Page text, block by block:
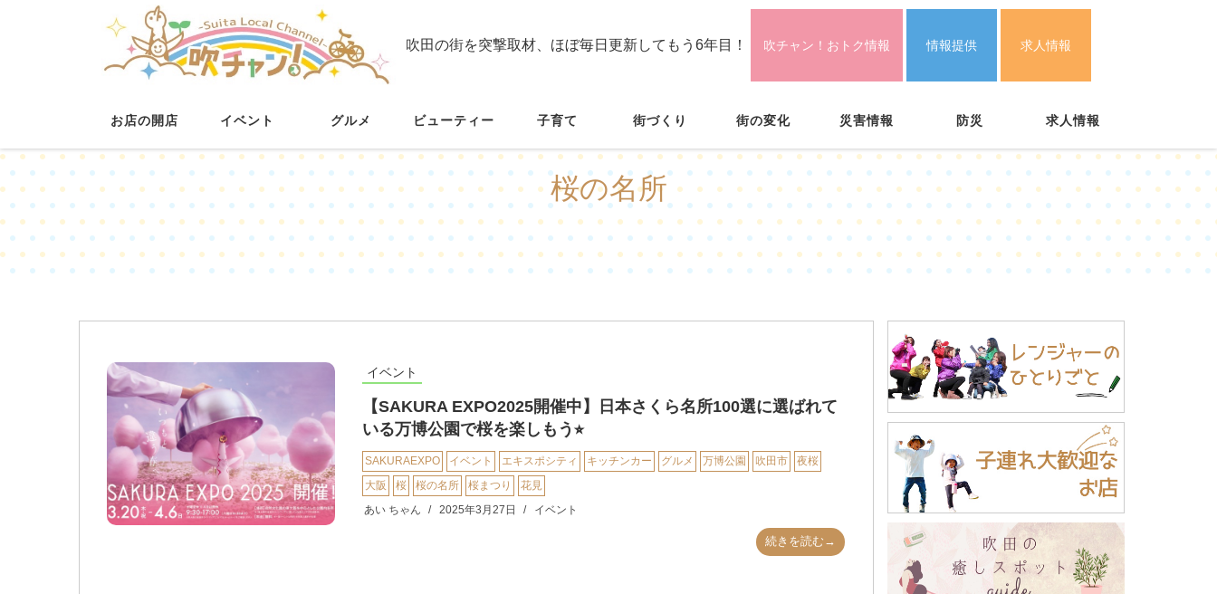
吹田の街を突撃取材、ほぼ毎日更新してもう6年目！ 吹チャン！おトク情報 情報提供 求人情報
お店の開店 イベント グルメ ビューティー 子育て 街づくり 街の変化 災害情報 防災 求人情報
桜の名所
イベント
【SAKURA EXPO2025開催中】日本さくら名所100選に選ばれて
いる万博公園で桜を楽しもう⭐︎
SAKURAEXPO イベント エキスポシティ キッチンカー グルメ 万博公園 吹田市
夜桜
大阪
桜 桜の名所 桜まつり
花見
あい ちゃん
2025年3月27日 イベント
続きを読む→